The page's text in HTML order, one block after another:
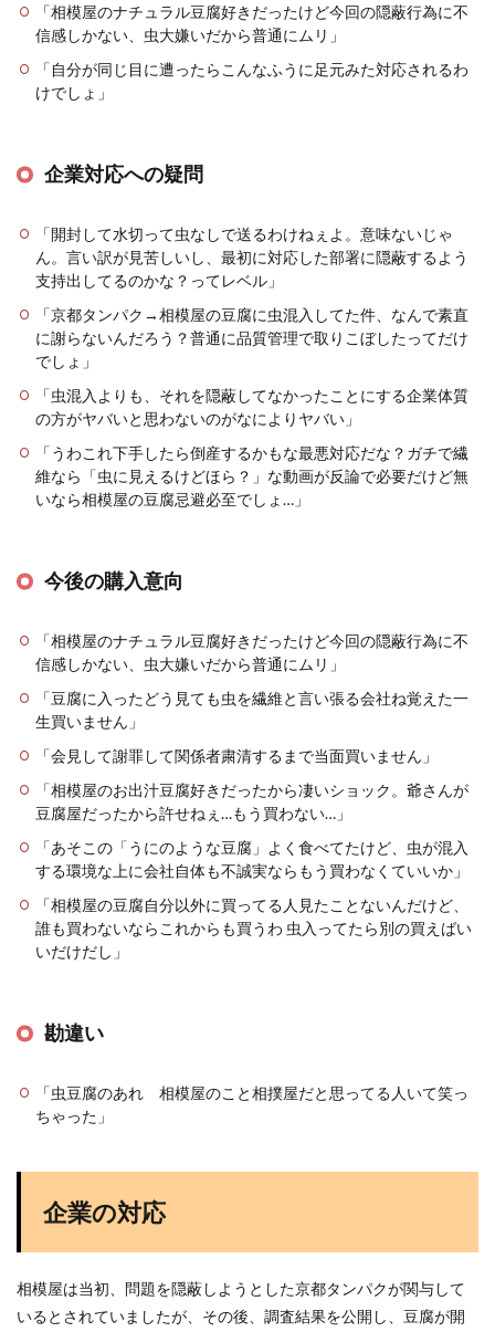
「相模屋のナチュラル豆腐好きだったけど今回の隠蔽行為に不
信感しかない、虫大嫌いだから普通にムリ」
「自分が同じ目に遭ったらこんなふうに足元みた対応されるわ
けでしょ」
企業対応への疑問
「開封して水切って虫なしで送るわけねぇよ。意味ないじゃ
ん。言い訳が見苦しいし、最初に対応した部署に隠蔽するよう
支持出してるのかな？ってレベル」
「京都タンパク→相模屋の豆腐に虫混入してた件、なんで素直
に謝らないんだろう？普通に品質管理で取りこぼしたってだけ
でしょ」
「虫混入よりも、それを隠蔽してなかったことにする企業体質
の方がヤバいと思わないのがなによりヤバい」
「うわこれ下手したら倒産するかもな最悪対応だな？ガチで繊
維なら「虫に見えるけどほら？」な動画が反論で必要だけど無
いなら相模屋の豆腐忌避必至でしょ…」
今後の購入意向
「相模屋のナチュラル豆腐好きだったけど今回の隠蔽行為に不
信感しかない、虫大嫌いだから普通にムリ」
「豆腐に入ったどう見ても虫を繊維と言い張る会社ね覚えた一
生買いません」
「会見して謝罪して関係者粛清するまで当面買いません」
「相模屋のお出汁豆腐好きだったから凄いショック。爺さんが
豆腐屋だったから許せねぇ…もう買わない…」
「あそこの「うにのような豆腐」よく食べてたけど、虫が混入
する環境な上に会社自体も不誠実ならもう買わなくていいか」
「相模屋の豆腐自分以外に買ってる人見たことないんだけど、
誰も買わないならこれからも買うわ 虫入ってたら別の買えばい
いだけだし」
勘違い
「虫豆腐のあれ 相模屋のこと相撲屋だと思ってる人いて笑っ
ちゃった」
企業の対応
相模屋は当初、問題を隠蔽しようとした京都タンパクが関与して
いるとされていましたが、その後、調査結果を公開し、豆腐が開